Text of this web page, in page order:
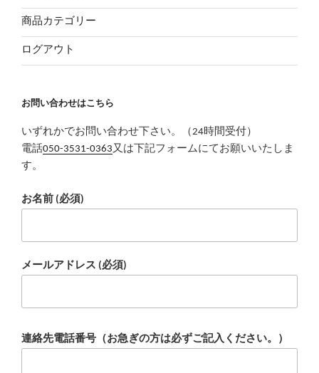
商品カテゴリー
ログアウト
お問い合わせはこちら
いずれかでお問い合わせ下さい。（24時間受付）
電話050-3531-0363又は下記フォームにてお願いいたしま
す。
お名前 (必須)
メールアドレス (必須)
連絡先電話番号（お急ぎの方は必ずご記入ください。）